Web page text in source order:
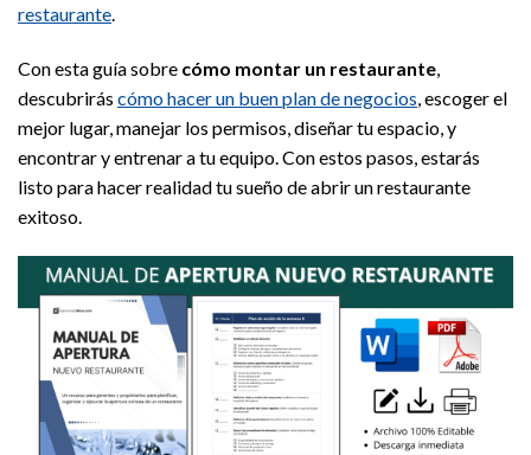
restaurante.
Con esta guía sobre cómo montar un restaurante
descubrirás cómo hacer un buen plan de negocios , escoger el
mejor lugar, manejar los permisos, diseñar tu espacio, y
encontrar y entrenar a tu equipo. Con estos pasos, estarás
listo para hacer realidad tu sueño de abrir un restaurante
exitoso.